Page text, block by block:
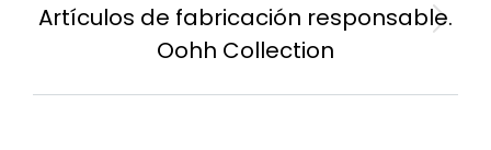
Publicación
siguiente:
Artículos de fabricación responsable.
Oohh Collection